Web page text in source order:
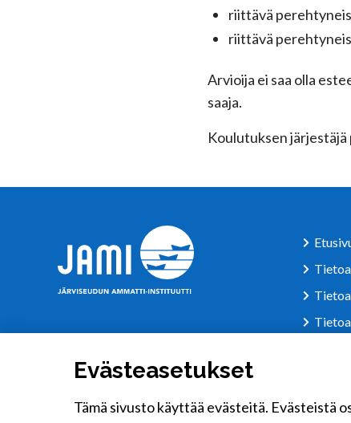
riittävä
riittävä
Arvioija ei saa olla
saaja.
Koulutuksen
Evästeasetukset
Tämä sivusto käyttää evästeitä. Evästeistä